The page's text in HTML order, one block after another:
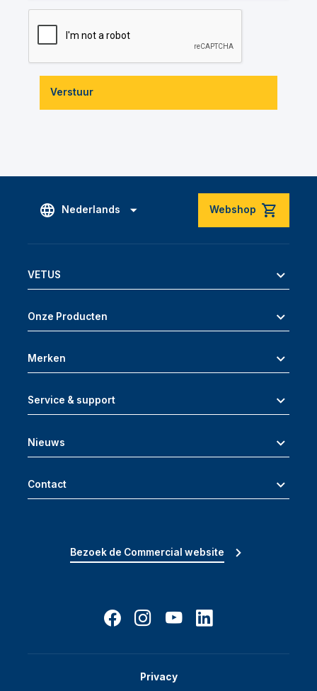
Verstuur
Nederlands Webshop
VETUS
Onze Producten
Merken
Service & support
Nieuws
Contact
Bezoek de Commercial website
Privacy